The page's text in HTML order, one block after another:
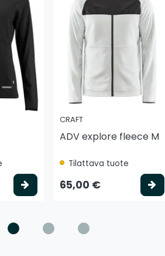
Valitse vaihtoehto
CRAFT
ADV explore fleece M
Tilattava tuote
65,00 €